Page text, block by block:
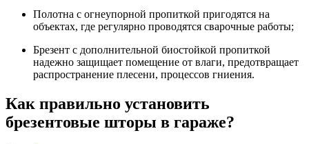
Полотна с огнеупорной пропиткой пригодятся на
объектах, где регулярно проводятся сварочные работы;
Брезент с дополнительной биостойкой пропиткой
надежно защищает помещение от влаги, предотвращает
распространение плесени, процессов гниения.
Как правильно установить
брезентовые шторы в гараже?